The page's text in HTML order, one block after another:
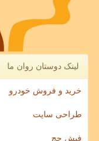
لینک دوستان روان ما
خرید و فروش خودرو
طراحی سایت
فیش حج